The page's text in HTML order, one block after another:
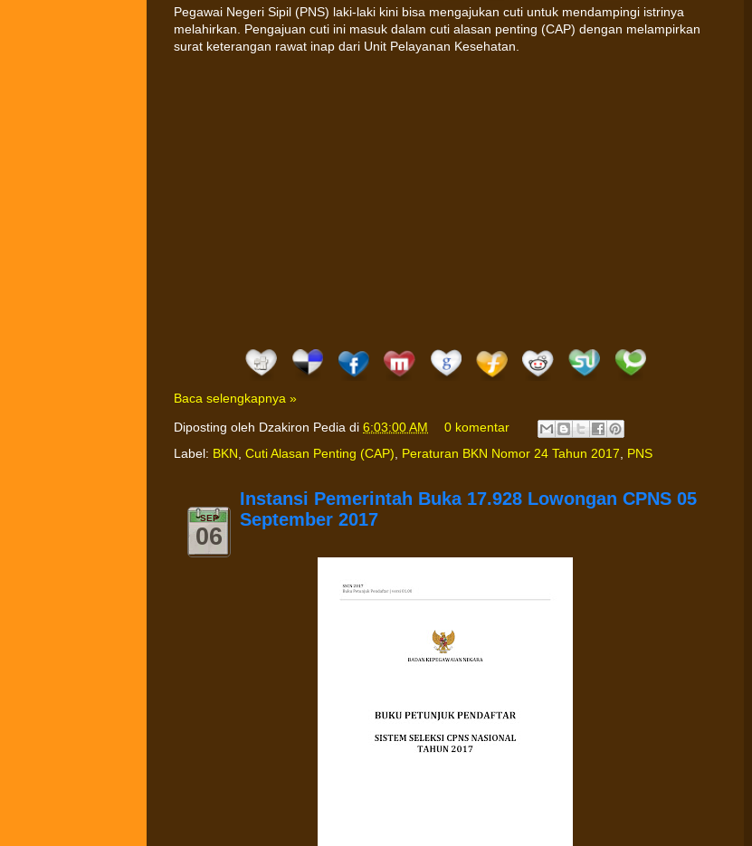
Pegawai Negeri Sipil (PNS) laki-laki kini bisa mengajukan cuti untuk mendampingi istrinya
melahirkan. Pengajuan cuti ini masuk dalam cuti alasan penting (CAP) dengan melampirkan
surat keterangan rawat inap dari Unit Pelayanan Kesehatan.
Baca selengkapnya »
Diposting oleh Dzakiron Pedia di 6:03:00 AM
0 komentar
Label: BKN, Cuti Alasan Penting (CAP), Peraturan BKN Nomor 24 Tahun 2017, PNS
SEP
06
Instansi Pemerintah Buka 17.928 Lowongan CPNS 05
September 2017